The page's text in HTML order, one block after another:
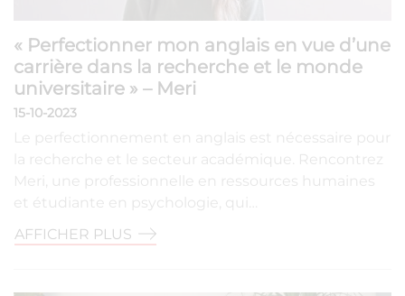
« Perfectionner mon anglais en vue d’une
carrière dans la recherche et le monde
universitaire » – Meri
15-10-2023
Le perfectionnement en anglais est nécessaire pour
la recherche et le secteur académique. Rencontrez
Meri, une professionnelle en ressources humaines
et étudiante en psychologie, qui…
AFFICHER PLUS